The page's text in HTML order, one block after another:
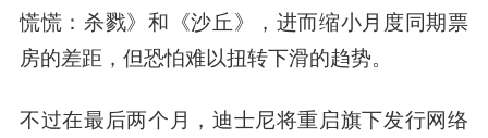
慌慌：杀戮》和《沙丘》，进而缩小月度同期票
房的差距，但恐怕难以扭转下滑的趋势。
不过在最后两个月，迪士尼将重启旗下发行网络